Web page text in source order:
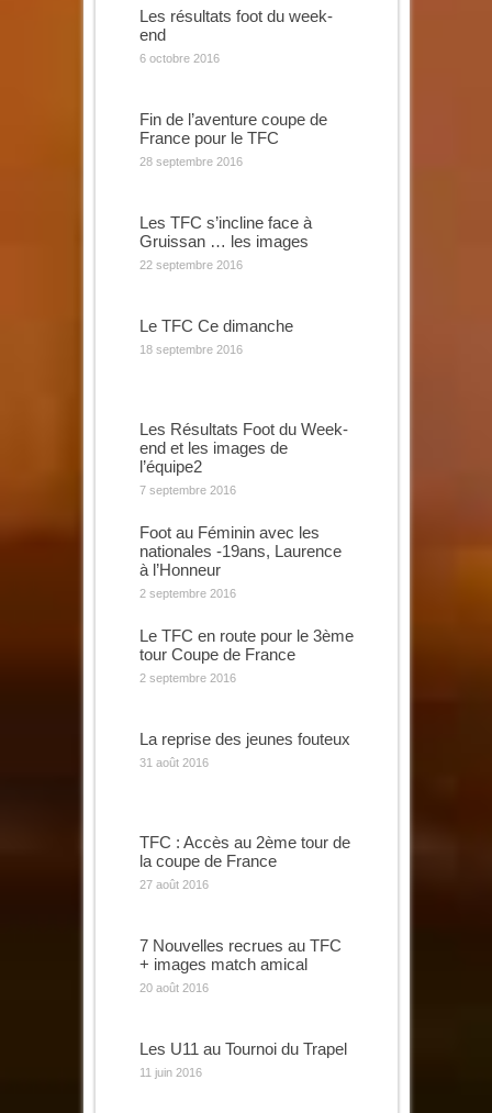
Les résultats foot du week-
end
6 octobre 2016
Fin de l’aventure coupe de
France pour le TFC
28 septembre 2016
Les TFC s’incline face à
Gruissan … les images
22 septembre 2016
Le TFC Ce dimanche
18 septembre 2016
Les Résultats Foot du Week-
end et les images de
l’équipe2
7 septembre 2016
Foot au Féminin avec les
nationales -19ans, Laurence
à l’Honneur
2 septembre 2016
Le TFC en route pour le 3ème
tour Coupe de France
2 septembre 2016
La reprise des jeunes fouteux
31 août 2016
TFC : Accès au 2ème tour de
la coupe de France
27 août 2016
7 Nouvelles recrues au TFC
+ images match amical
20 août 2016
Les U11 au Tournoi du Trapel
11 juin 2016